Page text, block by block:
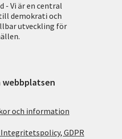
- Vi är en central
demokrati och
utveckling för
webbplatsen
och information
Integritetspolicy, GDPR